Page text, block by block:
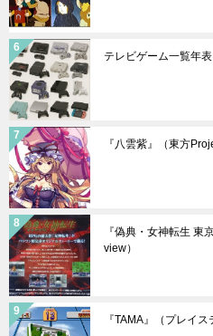
テレビゲーム一覧年
『八雲紫』（東方
『偽典・女神転生 東
view）
『TAMA』（プレイ